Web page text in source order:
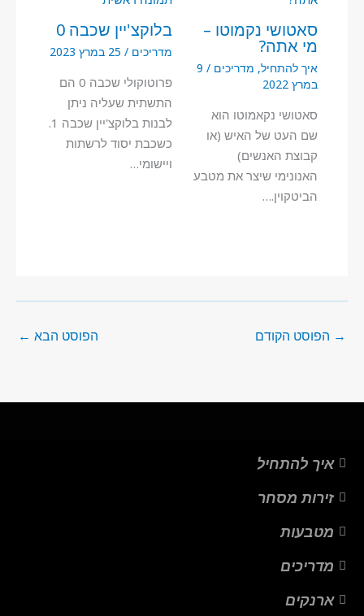
סאטושי נקמוטו –
מי אתה?
איך להתחיל, מדריכים /
9
במרץ 2022
סאטושי נקאמוטו הוא
שם העט של האיש (או
קבוצת האנשים)
האנונימי שיצר את מטבע
הביטקוין.…
בלוקצ'יין שכבה 0
מדריכים / 25 במרץ 2023
פרוטוקולי שכבה 0 הם
התשתית שעליה ניתן
לבנות בלוקצ'יין שכבה 1.
כשכבת יסוד לרשתות
ויישומי…
→ הפוסט הקודם הפוסט הבא ←
איך להתחיל
זירות מסחר
מטבעות
מדריכים
ארנקים